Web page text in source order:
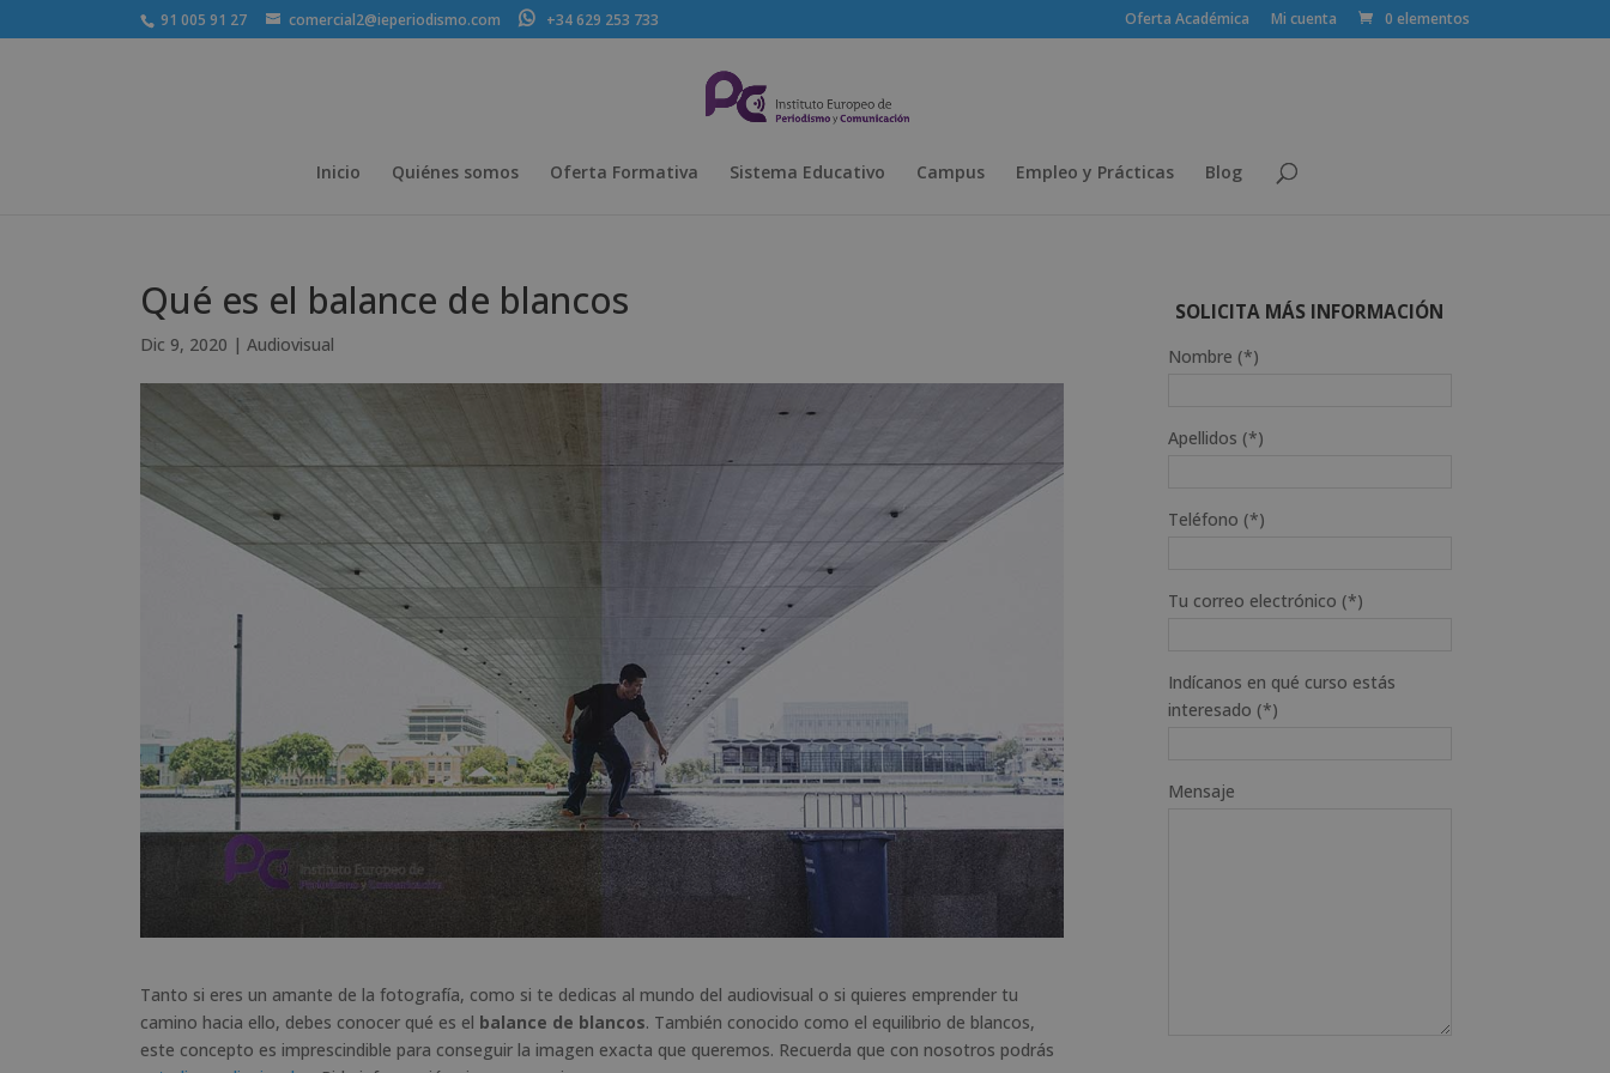
91 005 91 27 comercial2@ieperiodismo.com +34 629 253 733 Oferta Académica Mi cuenta 0 elementos
Inicio Quiénes somos Oferta Formativa Sistema Educativo Campus Empleo y Prácticas Blog
Qué es el balance de blancos
Dic 9, 2020 | Audiovisual
Tanto si eres un amante de la fotografía, como si te dedicas al mundo del audiovisual o si quieres emprender tu
camino hacia ello, debes conocer qué es el balance de blancos. También conocido como el equilibrio de blancos,
este concepto es imprescindible para conseguir la imagen exacta que queremos. Recuerda que con nosotros podrás
SOLICITA MÁS INFORMACIÓN
Nombre (*)
Apellidos (*)
Teléfono (*)
Tu correo electrónico (*)
Indícanos en qué curso estás
interesado (*)
Mensaje